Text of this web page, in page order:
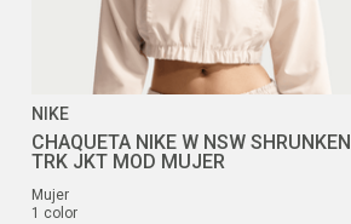
NIKE
CHAQUETA NIKE W NSW SHRUNKEN
TRK JKT MOD MUJER
mujer
1 color